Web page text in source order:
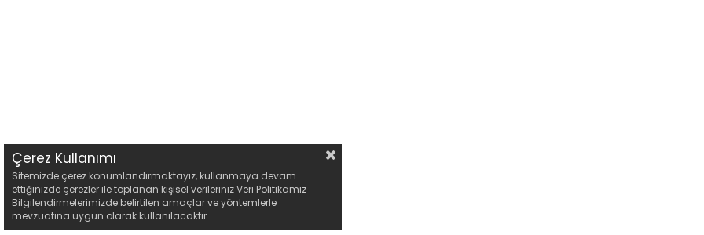
Çerez Kullanımı
Sitemizde çerez konumlandırmaktayız, kullanmaya devam
ettiğinizde çerezler ile toplanan kişisel verileriniz Veri Politikamız
Bilgilendirmelerimizde belirtilen amaçlar ve yöntemlerle
mevzuatına uygun olarak kullanılacaktır.